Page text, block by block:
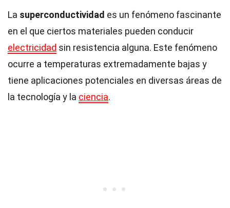
La superconductividad es un fenómeno fascinante
en el que ciertos materiales pueden conducir
electricidad sin resistencia alguna. Este fenómeno
ocurre a temperaturas extremadamente bajas y
tiene aplicaciones potenciales en diversas áreas de
la tecnología y la ciencia.